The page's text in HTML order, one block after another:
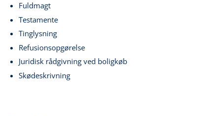
Fuldmagt
Testamente
Tinglysning
Refusionsopgørelse
Juridisk rådgivning ved boligkøb
Skødeskrivning